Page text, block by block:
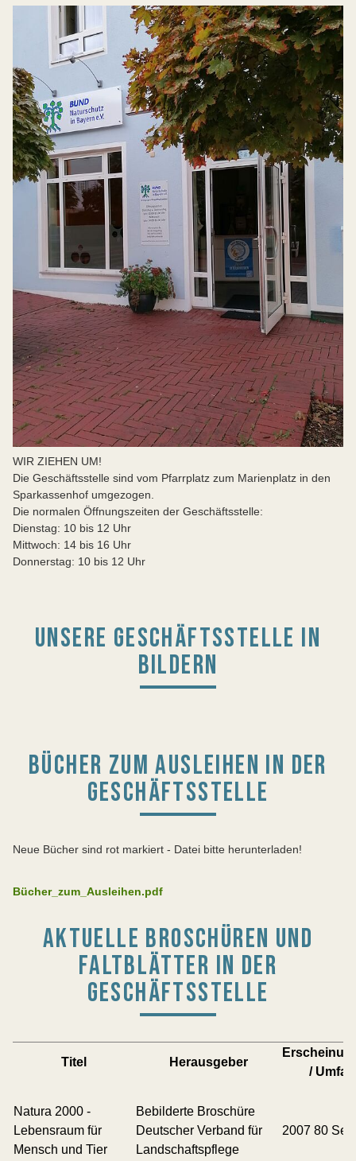
WIR ZIEHEN UM!
Die Geschäftsstelle sind vom Pfarrplatz zum Marienplatz in den
Sparkassenhof umgezogen.
Die normalen Öffnungszeiten der Geschäftsstelle:
Dienstag: 10 bis 12 Uhr
Mittwoch: 14 bis 16 Uhr
Donnerstag: 10 bis 12 Uhr
UNSERE GESCHÄFTSSTELLE IN
BILDERN
BÜCHER ZUM AUSLEIHEN IN DER
GESCHÄFTSSTELLE
Neue Bücher sind rot markiert - Datei bitte herunterladen!
Bücher_zum_Ausleihen.pdf
AKTUELLE BROSCHÜREN UND
FALTBLÄTTER IN DER
GESCHÄFTSSTELLE
Titel Herausgeber
/
Natura 2000 -
Lebensraum für
Mensch und Tier
Bebilderte Broschüre
Deutscher Verband für
Landschaftspflege
2007 80